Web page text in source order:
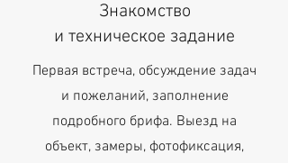
Знакомство
и техническое задание
Первая встреча, обсуждение задач
и пожеланий, заполнение
подробного брифа. Выезд на
объект, замеры, фотофиксация,